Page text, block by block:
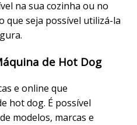
na sua cozinha ou no
que seja possível utilizá-la
de Hot Dog
e online que
hot dog. É possível
modelos, marcas e